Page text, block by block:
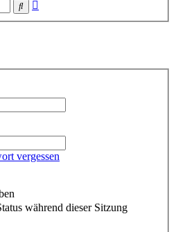
Suche
vergessen
während dieser Sitzung